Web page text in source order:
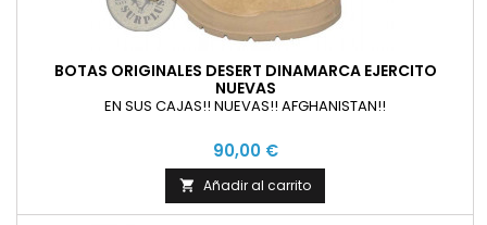
BOTAS ORIGINALES DESERT DINAMARCA EJERCITO
NUEVAS
EN SUS CAJAS!! NUEVAS!! AFGHANISTAN!!
90,00 €
 Añadir al carrito